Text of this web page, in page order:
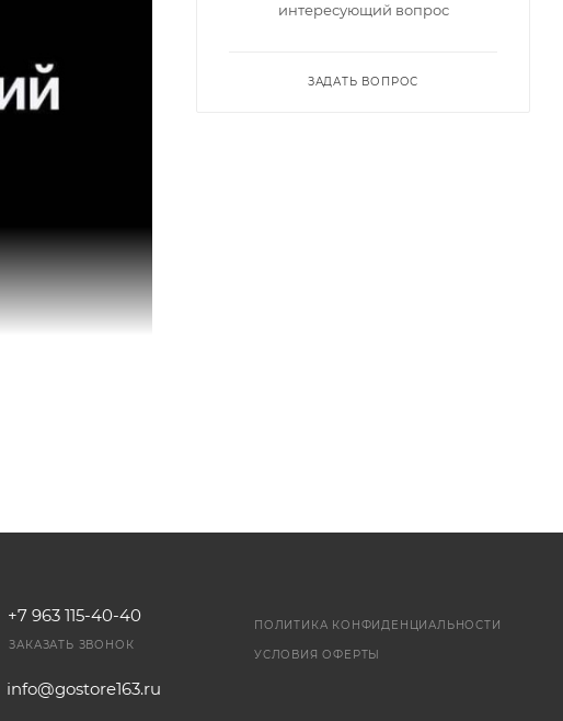
интересующий вопрос
ЗАДАТЬ ВОПРОС
+7 963 115-40-40
ЗАКАЗАТЬ ЗВОНОК
info@gostore163.ru
ПОЛИТИКА КОНФИДЕНЦИАЛЬНОСТИ
УСЛОВИЯ ОФЕРТЫ